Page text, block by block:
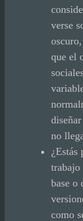
verse
que el
no
¿Estás
trabajo
base o
como